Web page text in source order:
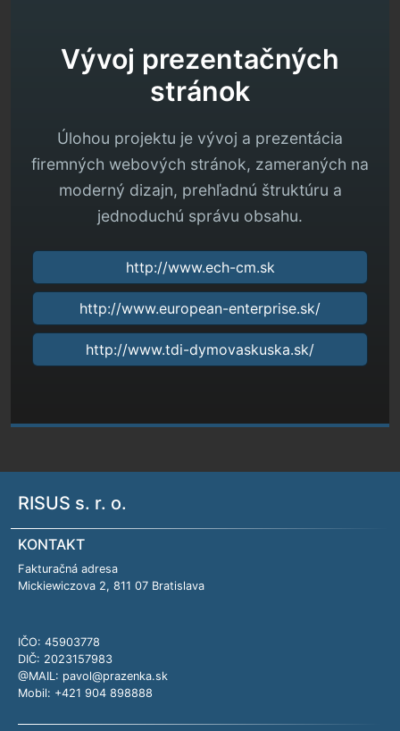
Vývoj prezentačných
stránok
Úlohou projektu je vývoj a prezentácia
firemných webových stránok, zameraných na
moderný dizajn, prehľadnú štruktúru a
jednoduchú správu obsahu.
http://www.ech-cm.sk
http://www.european-enterprise.sk/
http://www.tdi-dymovaskuska.sk/
RISUS s. r. o.
KONTAKT
Fakturačná adresa
Mickiewiczova 2, 811 07 Bratislava
IČO: 45903778
DIČ: 2023157983
@MAIL: pavol@prazenka.sk
Mobil: +421 904 898888